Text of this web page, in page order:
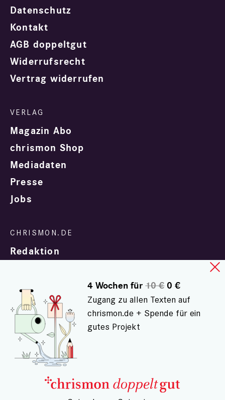
Datenschutz
Kontakt
AGB doppeltgut
Widerrufsrecht
Vertrag widerrufen
Magazin Abo
chrismon Shop
Mediadaten
Presse
Jobs
Redaktion
In Zusammenarbeit mit
© chrismon.de 2001 - 2026
Alle Rechte vorbehalten.
4 Wochen für10 €0 €
Zugang zu allen Texten auf
chrismon.de + Spende für ein
gutes Projekt